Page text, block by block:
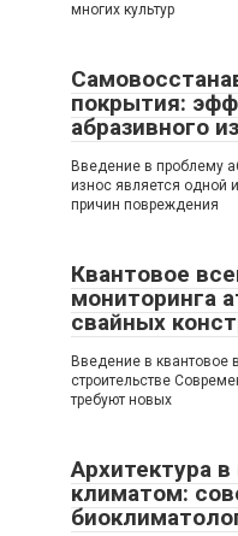
многих культур
покрытия:
абразивного
Введение в проблему
износ является одной
причин повреждения
Квантовое
мониторинга
свайных
Введение в квантовое
строительстве
требуют новых
Архитектура
климатом: